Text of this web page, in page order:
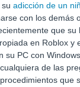
adicción de un
con los demás
que
en Roblox y
su PC con
de las
que